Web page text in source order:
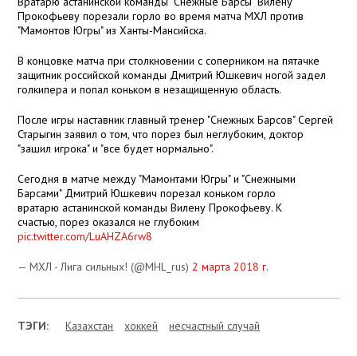
Прокофьеву порезали горло во время матча МХЛ против
"Мамонтов Югры" из Ханты-Мансийска.
В концовке матча при столкновении с соперником на пятачке
защитник российской команды Дмитрий Юшкевич ногой задел
голкипера и попал коньком в незащищенную область.
После игры наставник главный тренер "Снежных Барсов" Сергей
Старыгин заявил о том, что порез был неглубоким, доктор
"зашил игрока" и "все будет нормально".
Сегодня в матче между "Мамонтами Югры" и "Снежными
Барсами" Дмитрий Юшкевич порезал коньком горло
вратарю астанинской команды Вилену Прокофьеву. К
счастью, порез оказался не глубоким
pic.twitter.com/LuAHZA6rw8
— МХЛ - Лига сильных! (@MHL_rus)2 марта 2018 г.
ТЭГИ: Казахстан хоккей несчастный случай